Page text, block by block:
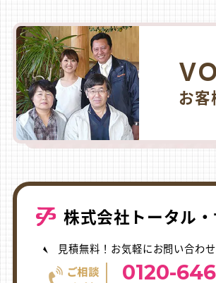
お客
株式会社トータル
見積無料！お気軽にお問い合わ
0120-